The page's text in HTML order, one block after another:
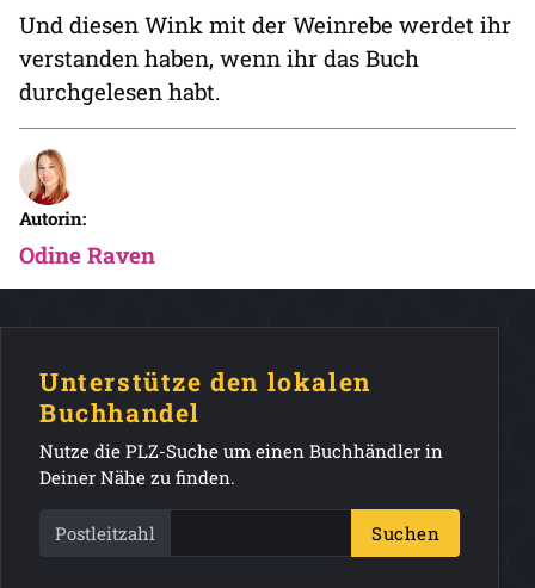
Und diesen Wink mit der Weinrebe werdet ihr
verstanden haben, wenn ihr das Buch
durchgelesen habt.
Autorin:
Odine Raven
Unterstütze den lokalen
Buchhandel
Nutze die PLZ-Suche um einen Buchhändler in
Deiner Nähe zu finden.
Postleitzahl Suchen